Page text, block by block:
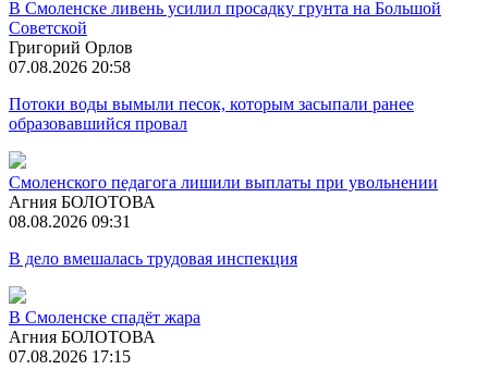
В Смоленске ливень усилил просадку грунта на Большой
Советской
Григорий Орлов
07.08.2026 20:58
Потоки воды вымыли песок, которым засыпали ранее
образовавшийся провал
Смоленского педагога лишили выплаты при увольнении
Агния БОЛОТОВА
08.08.2026 09:31
В дело вмешалась трудовая инспекция
В Смоленске спадёт жара
Агния БОЛОТОВА
07.08.2026 17:15